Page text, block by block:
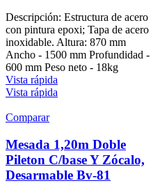
Descripción: Estructura de acero
con pintura epoxi; Tapa de acero
inoxidable. Altura: 870 mm
Ancho - 1500 mm Profundidad -
600 mm Peso neto - 18kg
Vista rápida
Vista rápida
Comparar
Mesada 1,20m Doble
Pileton C/base Y Zócalo,
Desarmable Bv-81